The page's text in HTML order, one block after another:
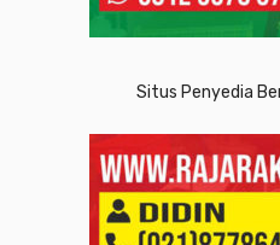
Situs Penyedia